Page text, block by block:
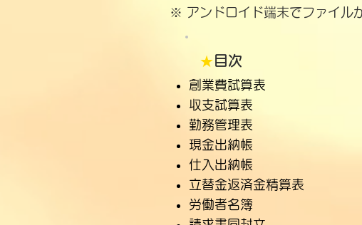
※ アンドロイド端末でファイル
★ 目次
創業費試算表
​収支試算表
​​勤務管理表
​現金出納帳
仕入出納帳
立替金返済金精算表
労働者名簿